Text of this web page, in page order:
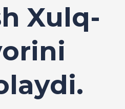
Xulq-